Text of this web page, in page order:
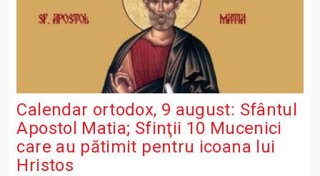
Calendar ortodox, 9 august: Sfântul
Apostol Matia; Sfinţii 10 Mucenici
care au pătimit pentru icoana lui
Hristos